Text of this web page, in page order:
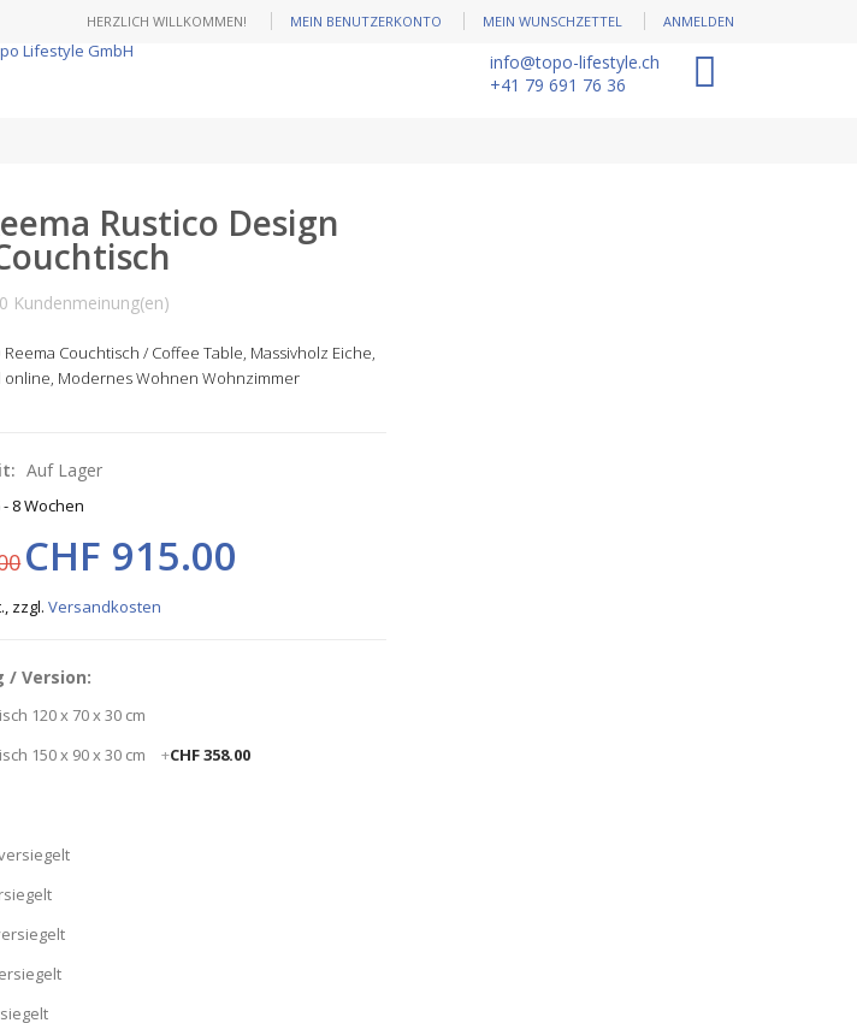
MEIN BENUTZERKONTO MEIN WUNSCHZETTEL ANMELDEN
HERZLICH WILLKOMMEN!
info@topo-lifestyle.ch
+41 79 691 76 36
Rustico Design
0 Kundenmeinung(en)
Reema Couchtisch / Coffee Table, Massivholz Eiche,
online, Modernes Wohnen Wohnzimmer
Auf Lager
8 Wochen
CHF 915.00
, zzgl.Versandkosten
/ Version:
120 x 70 x 30 cm
150 x 90 x 30 cm
+CHF 358.00